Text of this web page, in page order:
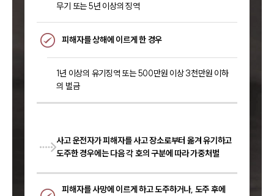
무기 또는 5년 이상의 징역
피해자를 상해에 이르게 한 경우
1년 이상의 유기징역 또는 500만원 이상 3천만원 이하
의 벌금
사고 운전자가 피해자를 사고 장소로부터 옮겨 유기하고
도주한 경우에는 다음 각 호의 구분에 따라 가중처벌
피해자를 사망에 이르게 하고 도주하거나, 도주 후에